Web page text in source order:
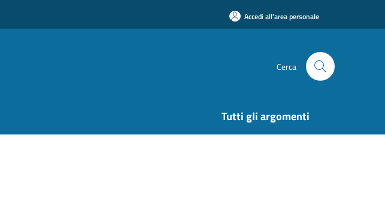
Accedi all'area personale
Cerca
Tutti gli argomenti